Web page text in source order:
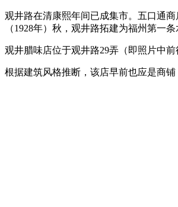
观井路在清康熙年间已成集市。五口通
（1928年）秋，观井路拓建为福州第一条
观井腊味店位于观井路29弄（即照片中
根据建筑风格推断，该店早前也应是商铺